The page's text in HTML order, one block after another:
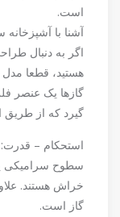
است.
آشنا با
اگر به دنبال
هستید، قطعا
گازها یک عنصر
گیرد که از
استحکام – قدرت:
سطوح سرامیکی
خراش هستند.
گاز است.